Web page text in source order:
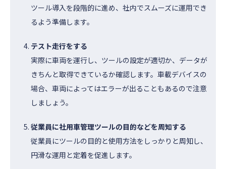
ツール導入を段階的に進め、社内でスムーズに運用でき
るよう準備します。
テスト走行をする
実際に車両を運行し、ツールの設定が適切か、データが
きちんと取得できているか確認します。車載デバイスの
場合、車両によってはエラーが出ることもあるので注意
しましょう。
従業員に社用車管理ツールの目的などを周知する
従業員にツールの目的と使用方法をしっかりと周知し、
円滑な運用と定着を促進します。